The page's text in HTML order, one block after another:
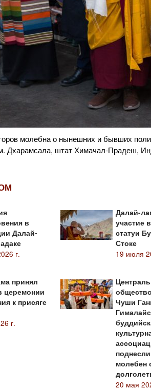
за прибытием Его Святейшества
Главный тибетский храм,
в
Далай-
г.
Далай-
участие
статуи
Стоке
19 июля
принял
церемонии
к присяге
г.
Чуши
молебен
20 мая